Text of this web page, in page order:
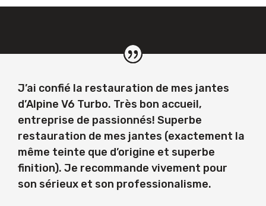
J’ai confié la restauration de mes jantes
d’Alpine V6 Turbo. Très bon accueil,
entreprise de passionnés! Superbe
restauration de mes jantes (exactement la
même teinte que d’origine et superbe
finition). Je recommande vivement pour
son sérieux et son professionalisme.